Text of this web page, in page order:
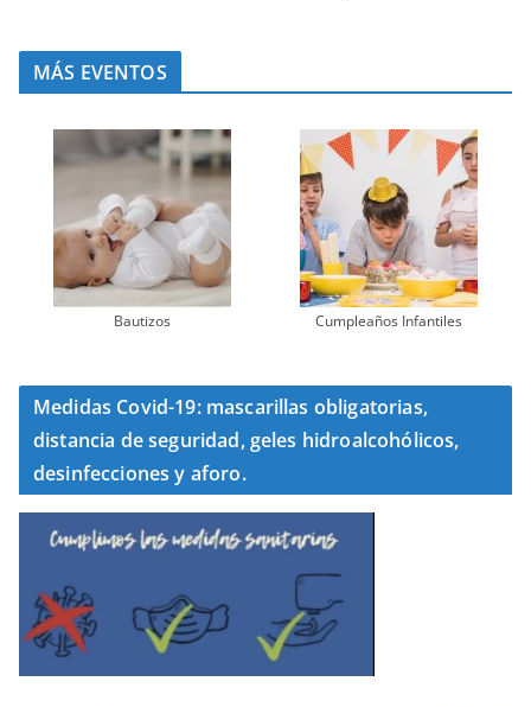
MÁS EVENTOS
Bautizos Cumpleaños Infantiles
Medidas Covid-19: mascarillas obligatorias,
distancia de seguridad, geles hidroalcohólicos,
desinfecciones y aforo.